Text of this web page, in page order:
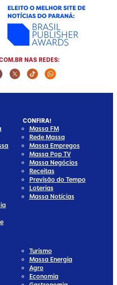
NAS REDES:
Social Media
Social Media
Youtube Social Media
Twitter Social Media
Tiktok Social Media
Whatsapp
CONFIRA!
Massa FM
Rede Massa
Massa Empregos
Massa Pop TV
Massa Negócios
Receitas
Previsão do Tempo
Loterias
Massa Notícias
Turismo
Massa Energia
Agro
Economia